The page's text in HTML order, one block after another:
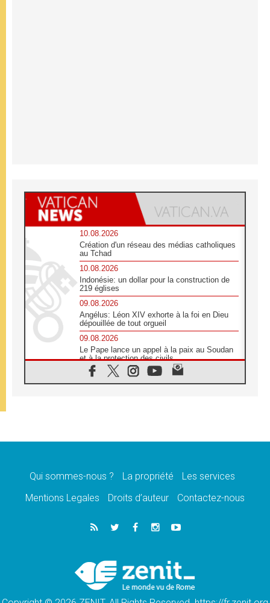
10.08.2026
Création d'un réseau des médias catholiques
au Tchad
10.08.2026
Indonésie: un dollar pour la construction de
219 églises
09.08.2026
Angélus: Léon XIV exhorte à la foi en Dieu
dépouillée de tout orgueil
09.08.2026
Le Pape lance un appel à la paix au Soudan
et à la protection des civils
09.08.2026
Déclaration d'Addis-Abeba du SCEAM sur
08.08.2026
08.08.2026
la victoire de l'amour sur la mort
«Relancer l'empathie», le projet Triennal d'art
des Universités catholiques
Signis 2026, donner la parole aux religieuses
catholiques
Qui sommes-nous ? La propriété
Les services
Mentions Legales
Droits d’auteur Contactez-nous